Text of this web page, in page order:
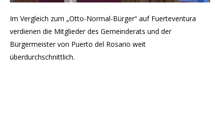
Im Vergleich zum „Otto-Normal-Bürger“ auf Fuerteventura
verdienen die Mitglieder des Gemeinderats und der
Bürgermeister von Puerto del Rosario weit
überdurchschnittlich.